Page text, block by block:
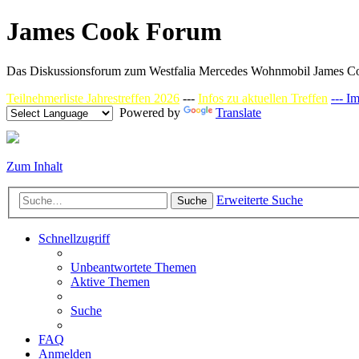
James Cook Forum
Das Diskussionsforum zum Westfalia Mercedes Wohnmobil James
Teilnehmerliste Jahrestreffen 2026 --- Infos zu aktuellen Treffen ---
Powered by
Translate
Zum Inhalt
Suche Erweiterte Suche
Schnellzugriff
Unbeantwortete Themen
Aktive Themen
Suche
FAQ
Anmelden